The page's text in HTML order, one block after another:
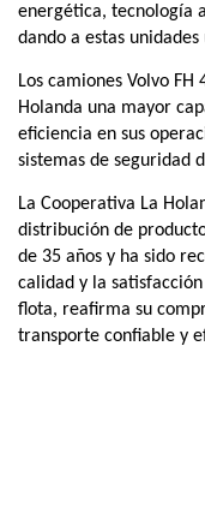
energética, tecnología
dando a estas
Los camiones Volvo
Holanda una mayor
eficiencia en sus
sistemas de seguridad
La Cooperativa La
distribución de
de 35 años y ha sido
calidad y la
flota, reafirma su
transporte confiable y